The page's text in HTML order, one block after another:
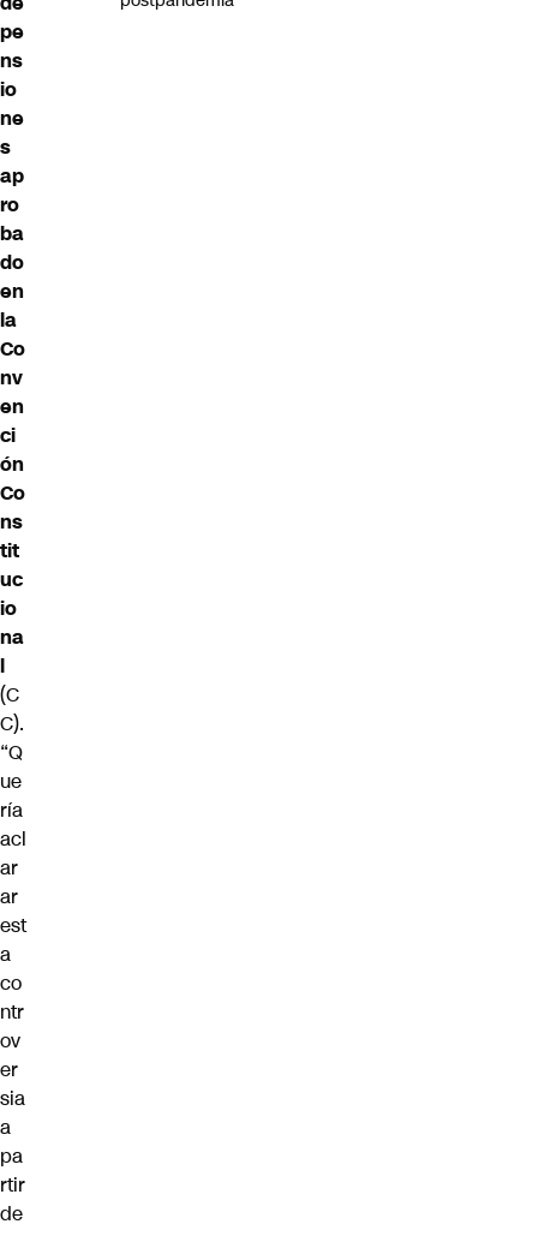
pe
ns
io
ne
s
ap
ro
ba
do
en
la
Co
nv
en
ci
ón
Co
ns
tit
uc
io
na
l
(C
C).
“Q
ue
ría
acl
ar
ar
est
a
co
ntr
ov
er
sia
a
pa
rtir
de